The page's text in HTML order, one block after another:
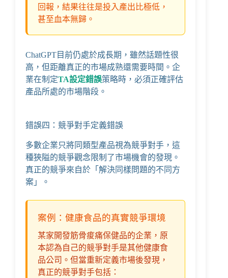
回報，結果往往是投入產出比極低，
甚至血本無歸。
ChatGPT目前仍處於成長期，雖然話題性很
高，但距離真正的市場成熟還需要時間。企
業在制定TA設定錯誤策略時，必須正確評估
產品所處的市場階段。
錯誤四：競爭對手定義錯誤
多數企業只將同類型產品視為競爭對手，這
種狹隘的競爭觀念限制了市場機會的發現。
真正的競爭來自於「解決同樣問題的不同方
案」。
案例：健康食品的真實競爭環境
某家開發筋骨痠痛保健品的企業，原
本認為自己的競爭對手是其他健康食
品公司。但當重新定義市場後發現，
真正的競爭對手包括：